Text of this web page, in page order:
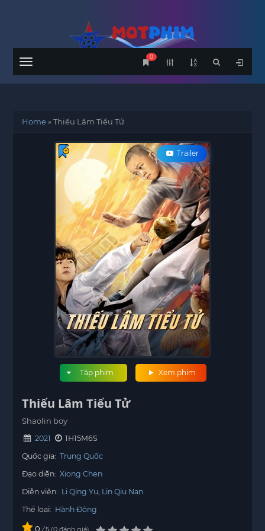
Menu
0
Home»Thiếu Lâm Tiểu Tử
Trailer
Xem phim
Tập phim
Thiếu Lâm Tiểu Tử
Shaolin boy
2021
1H15M6S
Quốc gia: Trung Quốc
Đạo diễn: Xiong Chen
Diễn viên: Li Qing Yu Lin Qiu Nan
Thể loại: Hành Động
0 / 5 0 đánh giá